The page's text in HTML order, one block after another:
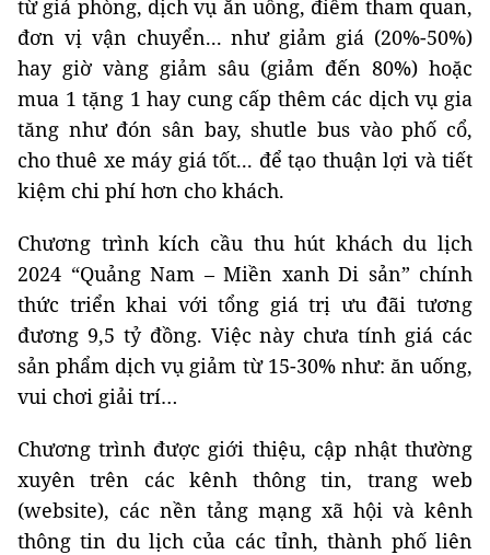
từ giá phòng, dịch vụ ăn uống, điểm tham quan,
đơn vị vận chuyển... như giảm giá (20%-50%)
hay giờ vàng giảm sâu (giảm đến 80%) hoặc
mua 1 tặng 1 hay cung cấp thêm các dịch vụ gia
tăng như đón sân bay, shutle bus vào phố cổ,
cho thuê xe máy giá tốt... để tạo thuận lợi và tiết
kiệm chi phí hơn cho khách.
Chương trình kích cầu thu hút khách du lịch
2024 “Quảng Nam – Miền xanh Di sản” chính
thức triển khai với tổng giá trị ưu đãi tương
đương 9,5 tỷ đồng. Việc này chưa tính giá các
sản phẩm dịch vụ giảm từ 15-30% như: ăn uống,
vui chơi giải trí…
Chương trình được giới thiệu, cập nhật thường
xuyên trên các kênh thông tin, trang web
(website), các nền tảng mạng xã hội và kênh
thông tin du lịch của các tỉnh, thành phố liên